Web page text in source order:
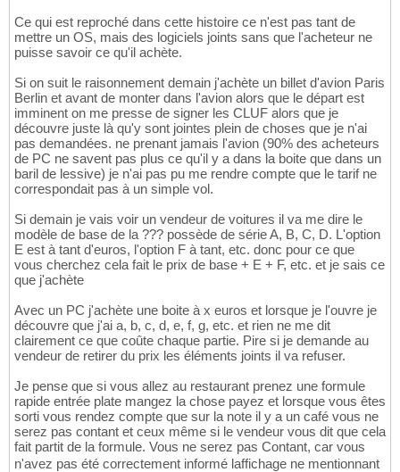
Ce qui est reproché dans cette histoire ce n'est pas tant de
mettre un OS, mais des logiciels joints sans que l'acheteur ne
puisse savoir ce qu'il achète.
Si on suit le raisonnement demain j'achète un billet d'avion Paris
Berlin et avant de monter dans l'avion alors que le départ est
imminent on me presse de signer les CLUF alors que je
découvre juste là qu'y sont jointes plein de choses que je n'ai
pas demandées. ne prenant jamais l'avion (90% des acheteurs
de PC ne savent pas plus ce qu'il y a dans la boite que dans un
baril de lessive) je n'ai pas pu me rendre compte que le tarif ne
correspondait pas à un simple vol.
Si demain je vais voir un vendeur de voitures il va me dire le
modèle de base de la ??? possède de série A, B, C, D. L'option
E est à tant d'euros, l'option F à tant, etc. donc pour ce que
vous cherchez cela fait le prix de base + E + F, etc. et je sais ce
que j'achète
Avec un PC j'achète une boite à x euros et lorsque je l'ouvre je
découvre que j'ai a, b, c, d, e, f, g, etc. et rien ne me dit
clairement ce que coûte chaque partie. Pire si je demande au
vendeur de retirer du prix les éléments joints il va refuser.
Je pense que si vous allez au restaurant prenez une formule
rapide entrée plate mangez la chose payez et lorsque vous êtes
sorti vous rendez compte que sur la note il y a un café vous ne
serez pas contant et ceux même si le vendeur vous dit que cela
fait partit de la formule. Vous ne serez pas Contant, car vous
n'avez pas été correctement informé laffichage ne mentionnant